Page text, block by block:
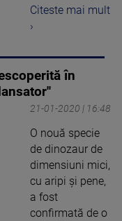
Citeste mai mult
›
în
21-01-2020 | 16:48
O nouă specie
de dinozaur de
dimensiuni mici,
cu aripi şi pene,
a fost
confirmată de o